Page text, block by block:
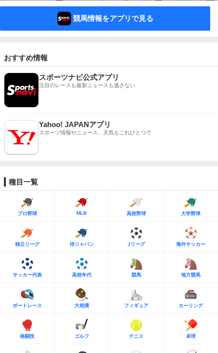
競馬情報をアプリで見る
おすすめ情報
スポーツナビ公式アプリ
注目のレースも最新ニュースも逃さない
Yahoo! JAPANアプリ
スポーツ情報やニュース、天気もこれひとつで
種目一覧
プロ野球 MLB 高校野球 大学野球
独立リーグ 侍ジャパン Jリーグ 海外サッカー
サッカー代表 高校年代 競馬 地方競馬
ボートレース 大相撲 フィギュア カーリング
格闘技 ゴルフ テニス 卓球